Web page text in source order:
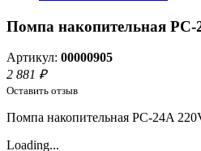
Помпа накопительная PC-
Артикул: 00000905
2 881 ₽
Оставить отзыв
Помпа накопительная PC-24A
Loading...